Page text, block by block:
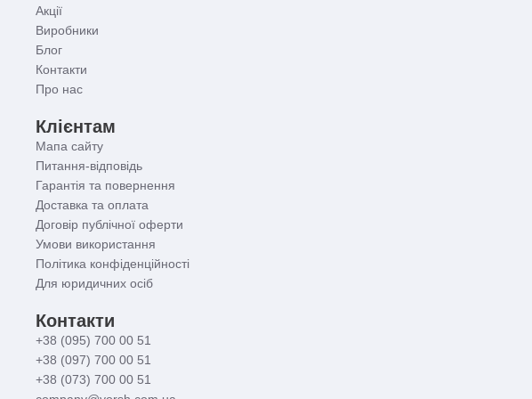
Акції
Виробники
Блог
Контакти
Про нас
Клієнтам
Мапа сайту
Питання-відповідь
Гарантія та повернення
Доставка та оплата
Договір публічної оферти
Умови використання
Політика конфіденційності
Для юридичних осіб
Контакти
+38 (095) 700 00 51
+38 (097) 700 00 51
+38 (073) 700 00 51